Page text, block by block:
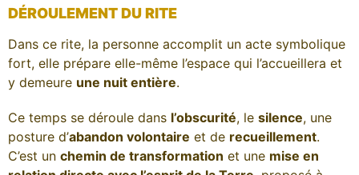
DÉROULEMENT DU RITE
Dans ce rite, la personne accomplit un acte symbolique
fort, elle prépare elle-même l’espace qui l’accueillera et
y demeure une nuit entière.
Ce temps se déroule dans l’obscurité, le silence, une
posture d’abandon volontaire et de recueillement.
C’est un chemin de transformation et une mise en